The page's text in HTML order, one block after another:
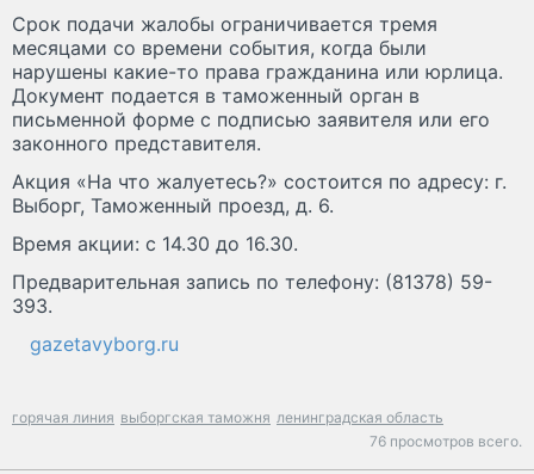
Срок подачи жалобы ограничивается тремя
месяцами со времени события, когда были
нарушены какие-то права гражданина или юрлица.
Документ подается в таможенный орган в
письменной форме с подписью заявителя или его
законного представителя.
Акция «На что жалуетесь?» состоится по адресу: г.
Выборг, Таможенный проезд, д. 6.
Время акции: с 14.30 до 16.30.
Предварительная запись по телефону: (81378) 59-
393.
gazetavyborg.ru
горячая линия выборгская таможня ленинградская область
76 просмотров всего.